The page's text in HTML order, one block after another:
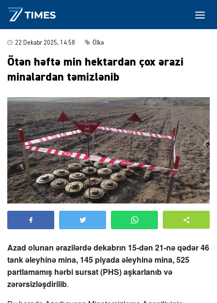
22 Dekabr 2025, 14:58 Ölkə
Ötən həftə min hektardan çox ərazi
minalardan təmizlənib
Azad olunan ərazilərdə dekabrın 15-dən 21-nə qədər 46
tank əleyhinə mina, 145 piyada əleyhinə mina, 525
partlamamış hərbi sursat (PHS) aşkarlanıb və
zərərsizləşdirilib.